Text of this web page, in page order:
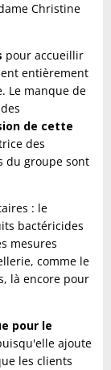
Christine
pour accueillir
entièrement
Le manque de
de cette
des
du groupe sont
: le
bactéricides
mesures
comme le
là encore pour
pour le
ajoute
les clients